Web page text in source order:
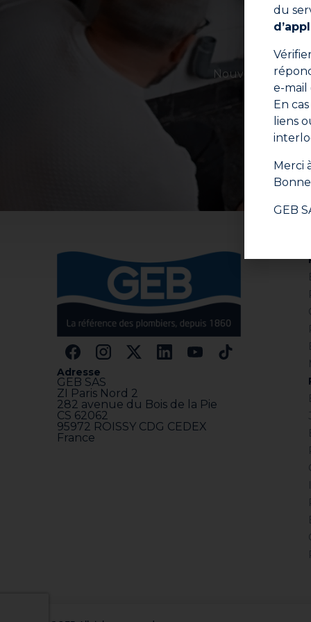
Nouveaux
Adresse
GEB SAS
ZI Paris Nord 2
282 avenue du Bois de la Pie
CS 62062
95972 ROISSY CDG CEDEX
France
du
e-mail
En
liens
Merci
GEB